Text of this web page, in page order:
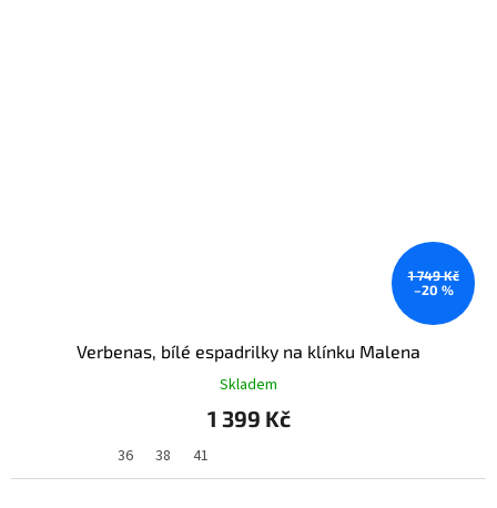
1 749 Kč
–20 %
Verbenas, bílé espadrilky na klínku Malena
Skladem
1 399 Kč
36 38 41